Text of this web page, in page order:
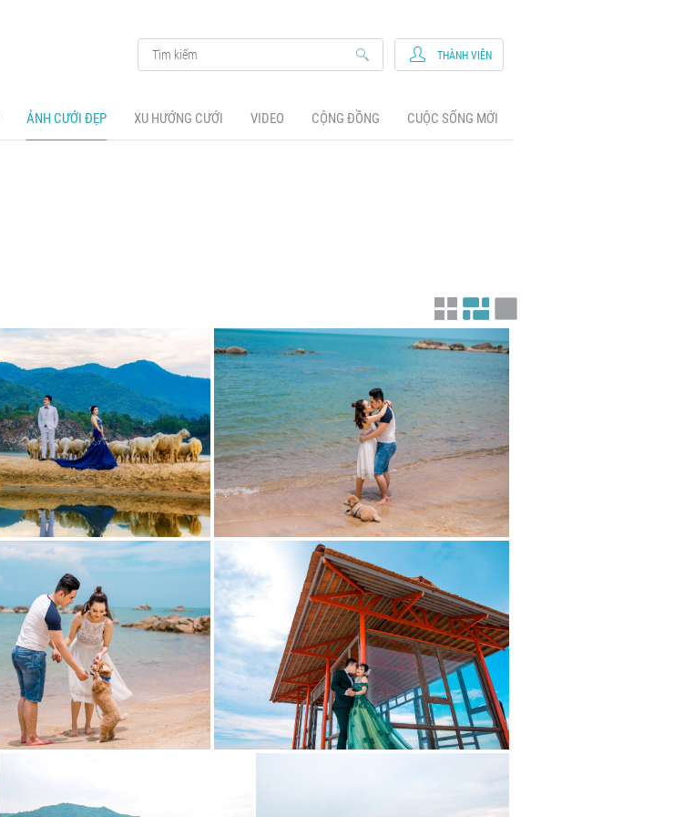
ẢNH CƯỚI ĐẸP XU HƯỚNG CƯỚI VIDEO CỘNG ĐỒNG CUỘC SỐNG MỚI
THÀNH VIÊN